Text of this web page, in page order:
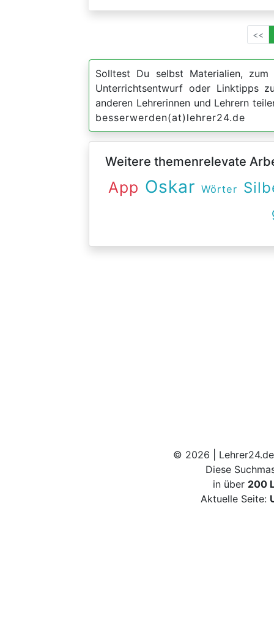
<<
Solltest Du selbst Materialien,
Unterrichtsentwurf oder Linktipps
anderen Lehrerinnen und Lehrern
besserwerden(at)lehrer24.de
Weitere themenrelevate
App Oskar Wörter
© 2026 |
Diese
in über 200
Aktuelle Seite: